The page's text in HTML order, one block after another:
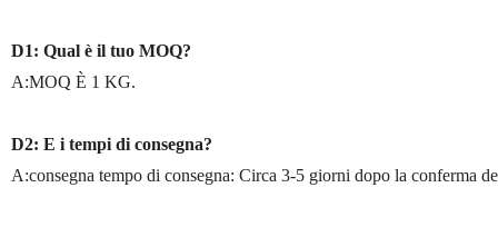
D1: Qual è il tuo MOQ?
A:MOQ È 1 KG.
D2: E i tempi di consegna?
A:consegna tempo di consegna: Circa 3-5 giorni dopo la conferma